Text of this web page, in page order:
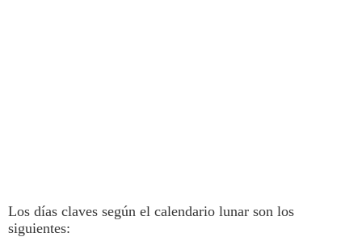
Los días claves según el calendario lunar son los
siguientes: